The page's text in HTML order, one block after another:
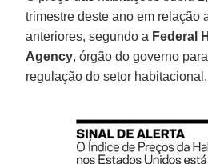
trimestre deste ano em relação
anteriores, segundo a Federal
Agency, órgão do governo
regulação do setor habitacional.